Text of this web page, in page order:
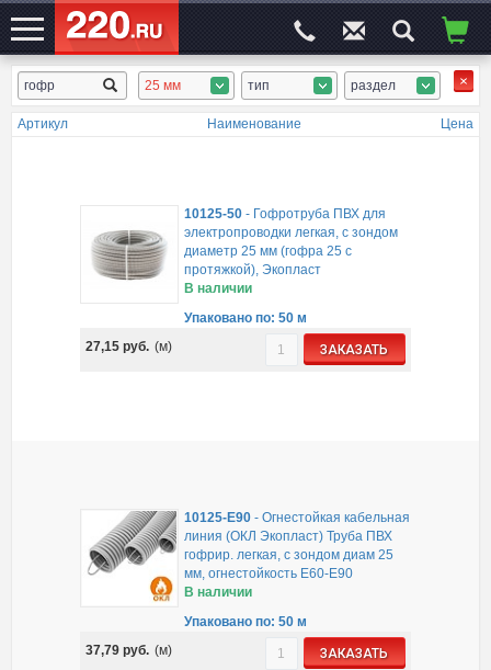
ЭЛЕКТРОСАЙТ№1 25 мм тип раздел
Артикул Наименование Цена
10125-50 - Гофротруба ПВХ для
электропроводки легкая, с зондом
диаметр 25 мм (гофра 25 с
протяжкой), Экопласт
В наличии
Упаковано по: 50 м
27,15руб. (м) ЗАКАЗАТЬ
10125-E90 -Огнестойкая кабельная
линия (ОКЛ Экопласт) Труба ПВХ
гофрир. легкая, с зондом диам 25
мм, огнестойкость E60-E90
В наличии
Упаковано по: 50 м
37,79руб. (м) ЗАКАЗАТЬ